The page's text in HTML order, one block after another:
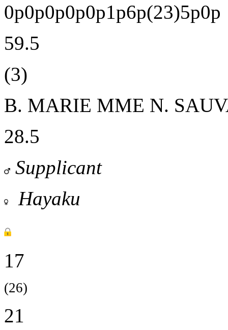
0p0p0p0p0p1p6p(23)5p0p
59.5
(3)
B. MARIE MME N.
28.5
Supplicant
Hayaku
17
(26)
21